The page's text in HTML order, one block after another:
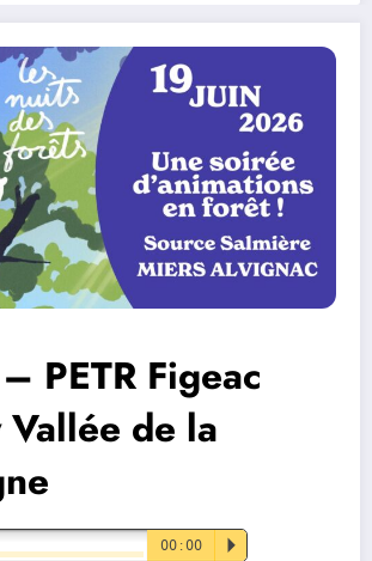
PETR Figeac
de la
00:00 P